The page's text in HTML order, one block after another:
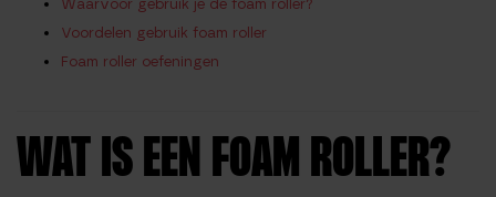
Waarvoor gebruik je de foam roller?
Voordelen gebruik foam roller
Foam roller oefeningen
WAT IS EEN FOAM ROLLER?